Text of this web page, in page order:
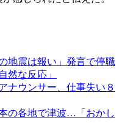
地震は報い」発言で停職
然な反応」
ナウンサー、仕事失い８
の各地で津波…「おかし